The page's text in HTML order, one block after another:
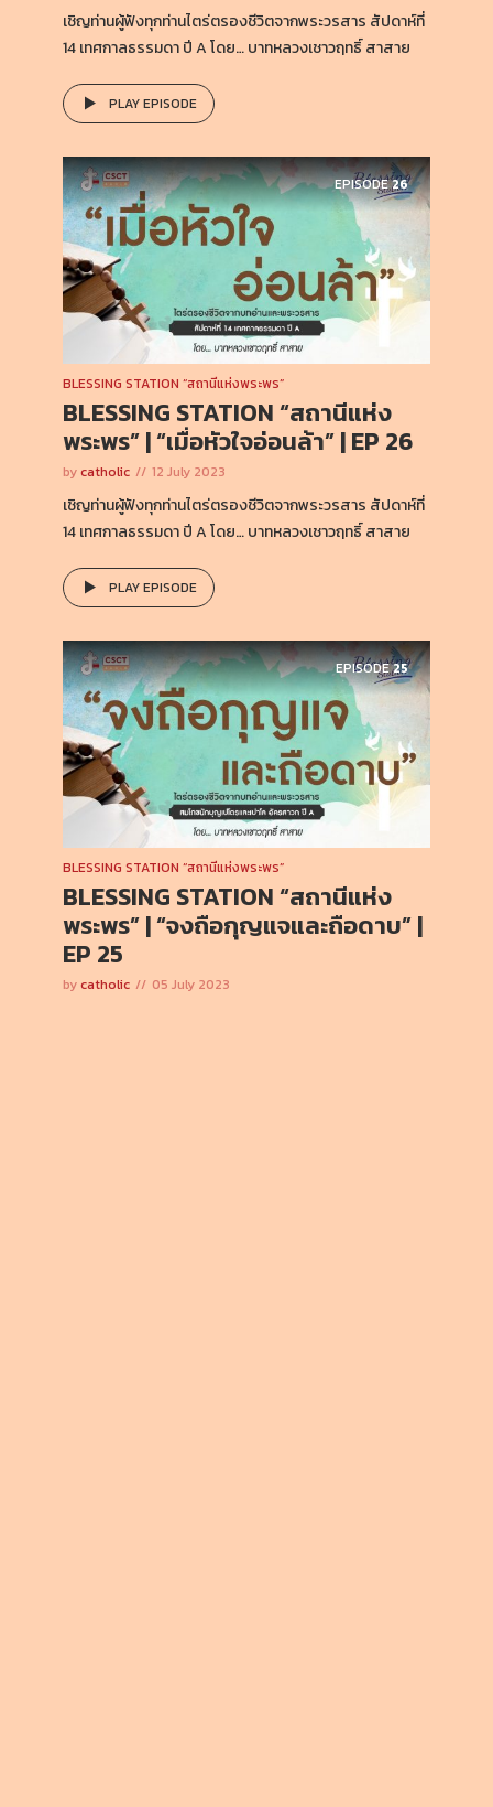
เชิญท่านผู้ฟังทุกท่านไตร่ตรองชีวิตจากพระวรสาร สัปดาห์ที่
14 เทศกาลธรรมดา ปี A โดย… บาทหลวงเชาวฤทธิ์ สาสาย
PLAY EPISODE
EPISODE26
BLESSING STATION “สถานีแห่งพระพร”
BLESSING STATION “สถานีแห่ง
พระพร” | “เมื่อหัวใจอ่อนล้า” | EP 26
bycatholic 12 July 2023
เชิญท่านผู้ฟังทุกท่านไตร่ตรองชีวิตจากพระวรสาร สัปดาห์ที่
14 เทศกาลธรรมดา ปี A โดย… บาทหลวงเชาวฤทธิ์ สาสาย
PLAY EPISODE
EPISODE25
BLESSING STATION “สถานีแห่งพระพร”
BLESSING STATION “สถานีแห่ง
พระพร” | “จงถือกุญแจและถือดาบ” |
EP 25
bycatholic 05 July 2023